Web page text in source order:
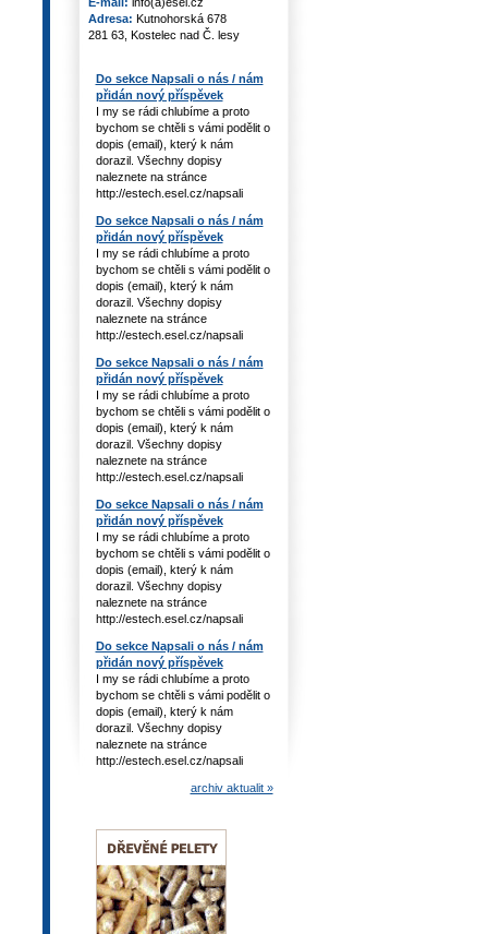
Adresa: Kutnohorská 678
281 63, Kostelec nad Č. lesy
Do sekce Napsali o nás / nám
přidán nový příspěvek
I my se rádi chlubíme a proto
bychom se chtěli s vámi podělit o
dopis (email), který k nám
dorazil. Všechny dopisy
naleznete na stránce
http://estech.esel.cz/napsali
Do sekce Napsali o nás / nám
přidán nový příspěvek
I my se rádi chlubíme a proto
bychom se chtěli s vámi podělit o
dopis (email), který k nám
dorazil. Všechny dopisy
naleznete na stránce
http://estech.esel.cz/napsali
Do sekce Napsali o nás / nám
přidán nový příspěvek
I my se rádi chlubíme a proto
bychom se chtěli s vámi podělit o
dopis (email), který k nám
dorazil. Všechny dopisy
naleznete na stránce
http://estech.esel.cz/napsali
Do sekce Napsali o nás / nám
přidán nový příspěvek
I my se rádi chlubíme a proto
bychom se chtěli s vámi podělit o
dopis (email), který k nám
dorazil. Všechny dopisy
naleznete na stránce
http://estech.esel.cz/napsali
Do sekce Napsali o nás / nám
přidán nový příspěvek
I my se rádi chlubíme a proto
bychom se chtěli s vámi podělit o
dopis (email), který k nám
dorazil. Všechny dopisy
naleznete na stránce
http://estech.esel.cz/napsali
archiv aktualit »